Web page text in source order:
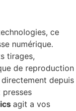
ce
numérique.
tirages,
de reproduction
depuis
agit а vos